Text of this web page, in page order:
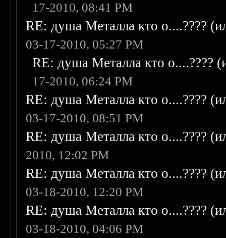
17-2010, 08:41 PM
RE: душа Металла кто о....????
03-17-2010, 05:27 PM
RE: душа Металла кто о....????
17-2010, 06:24 PM
RE: душа Металла кто о....????
03-17-2010, 08:51 PM
RE: душа Металла кто о....????
2010, 12:02 PM
RE: душа Металла кто о....????
03-18-2010, 12:20 PM
RE: душа Металла кто о....????
03-18-2010, 04:06 PM